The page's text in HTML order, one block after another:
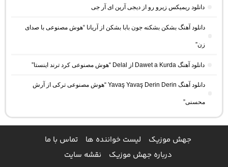
دانلود ریمیکس زیرو رو از دیجی آرین ای آر جی
دانلود آهنگ بشکن بشکنه جون بابا بشکن از آریانا “هوش مصنوعی با صدای
زن”
دانلود آهنگ Dawet a Kurda از Delal “هوش مصنوعی کرد ترند اینستا”
دانلود آهنگ Yavaş Yavaş Derin Derin “هوش مصنوعی ترکی از آرش
محسنی”
جهش موزیک لیست خواننده ها
تماس با ما
درباره جهش موزیک
نقشه سایت